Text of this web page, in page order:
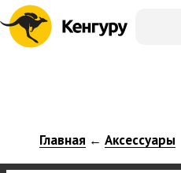
Главная ← Аксессуары